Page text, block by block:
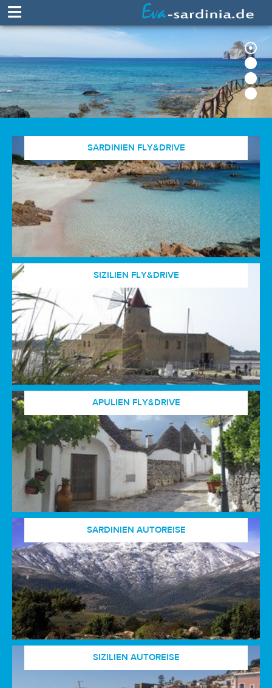
≡
SARDINIEN FLY&DRIVE
SIZILIEN FLY&DRIVE
APULIEN FLY&DRIVE
SARDINIEN AUTOREISE
SIZILIEN AUTOREISE